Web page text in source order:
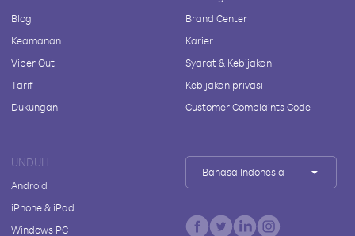
Blog
Keamanan
Viber Out
Tarif
Dukungan
Brand Center
Karier
Syarat & Kebijakan
Kebijakan privasi
Customer Complaints Code
UNDUH
Android
iPhone & iPad
Windows PC
Bahasa Indonesia